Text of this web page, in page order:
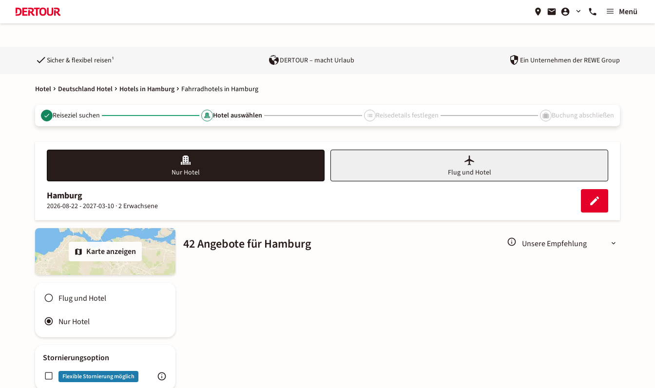
Menü
Sicher & flexibel reisen¹ DERTOUR – macht Urlaub Ein Unternehmen der REWE Group
Hotel Deutschland Hotel Hotels in Hamburg Fahrradhotels in Hamburg
Reiseziel suchen Hotel auswählen Reisedetails festlegen Buchung abschließen
Nur Hotel Flug und Hotel
Hamburg
2026-08-22 - 2027-03-10 ·2 Erwachsene
Karte anzeigen
Flug und Hotel
Nur Hotel
Stornierungsoption
Flexible Stornierung möglich
42 Angebote für Hamburg